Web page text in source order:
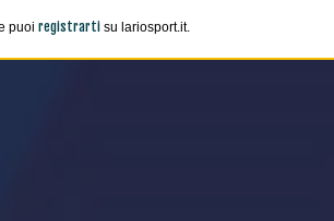
puoi registrarti su lariosport.it.